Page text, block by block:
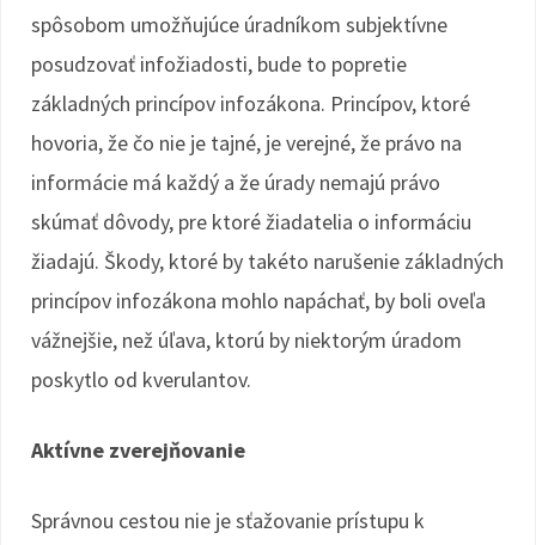
spôsobom umožňujúce úradníkom subjektívne
posudzovať infožiadosti, bude to popretie
základných princípov infozákona. Princípov, ktoré
hovoria, že čo nie je tajné, je verejné, že právo na
informácie má každý a že úrady nemajú právo
skúmať dôvody, pre ktoré žiadatelia o informáciu
žiadajú. Škody, ktoré by takéto narušenie základných
princípov infozákona mohlo napáchať, by boli oveľa
vážnejšie, než úľava, ktorú by niektorým úradom
poskytlo od kverulantov.
Aktívne zverejňovanie
Správnou cestou nie je sťažovanie prístupu k